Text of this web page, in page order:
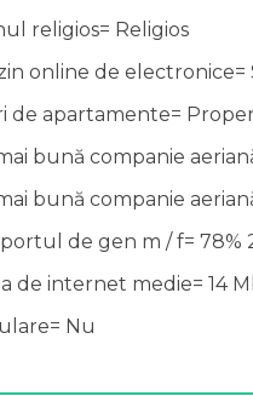
legate de
religios= Religios
online de electronice=
de apartamente=
bună companie
bună companie
de gen m / f= 78%
de internet medie= 14
Nu